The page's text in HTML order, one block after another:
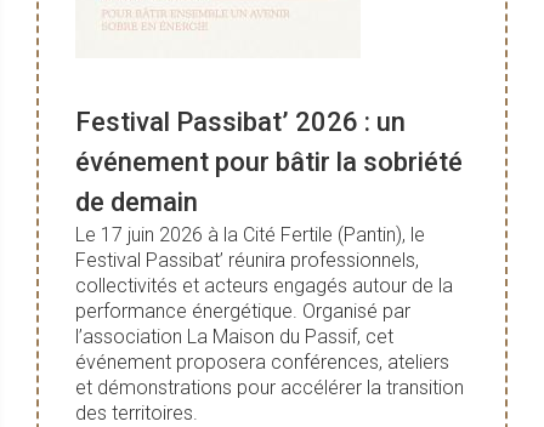
Festival Passibat’ 2026 : un
événement pour bâtir la sobriété
de demain
Le 17 juin 2026 à la Cité Fertile (Pantin), le
Festival Passibat’ réunira professionnels,
collectivités et acteurs engagés autour de la
performance énergétique. Organisé par
l’association La Maison du Passif, cet
événement proposera conférences, ateliers
et démonstrations pour accélérer la transition
des territoires.